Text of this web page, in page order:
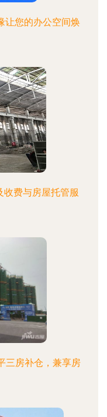
让您的办公空间焕
费与房屋托管服
三房补仓，兼享房